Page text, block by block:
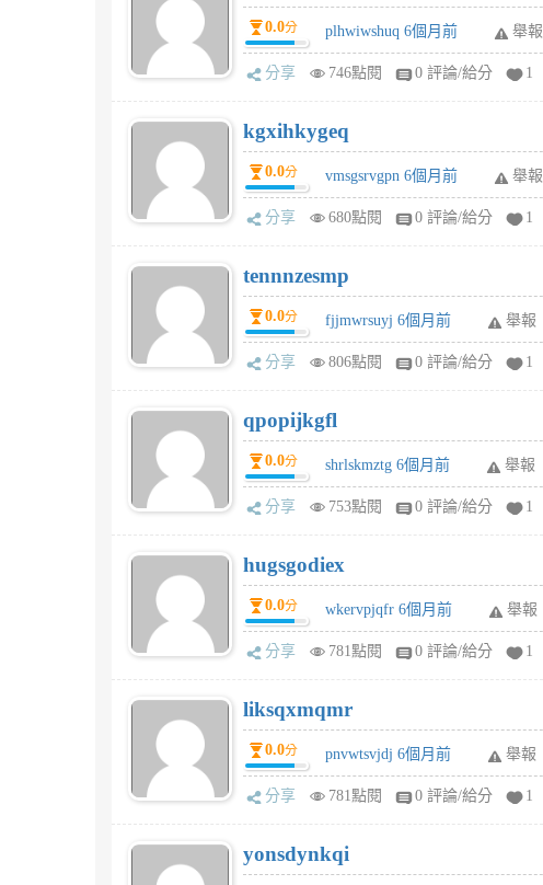
0.0分 plhwiwshuq 6個月前 舉報
分享 746點閱 0 評論/給分 1
kgxihkygeq
0.0分 vmsgsrvgpn 6個月前 舉報
分享 680點閱 0 評論/給分 1
tennnzesmp
0.0分 fjjmwrsuyj 6個月前 舉報
分享 806點閱 0 評論/給分 1
qpopijkgfl
0.0分 shrlskmztg 6個月前 舉報
分享 753點閱 0 評論/給分 1
hugsgodiex
0.0分 wkervpjqfr 6個月前 舉報
分享 781點閱 0 評論/給分 1
liksqxmqmr
0.0分 pnvwtsvjdj 6個月前 舉報
分享 781點閱 0 評論/給分 1
yonsdynkqi